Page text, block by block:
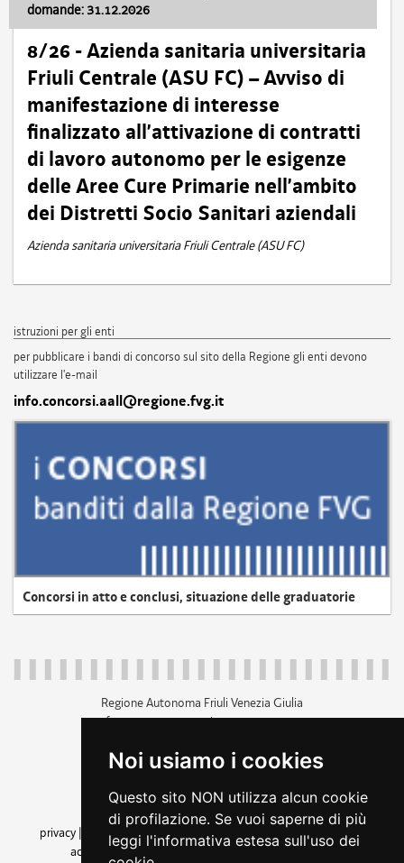
Noi usiamo i cookies
Questo sito NON utilizza alcun cookie
di profilazione. Se vuoi saperne di più
leggi l'informativa estesa sull'uso dei
domande: 31.12.2026
8/26 - Azienda sanitaria universitaria
Friuli Centrale (ASU FC) – Avviso di
manifestazione di interesse
finalizzato all’attivazione di contratti
di lavoro autonomo per le esigenze
delle Aree Cure Primarie nell’ambito
dei Distretti Socio Sanitari aziendali
Azienda sanitaria universitaria Friuli Centrale (ASU FC)
istruzioni per gli enti
per pubblicare i bandi di concorso sul sito della Regione gli enti devono
utilizzare l'e-mail
info.concorsi.aall@regione.fvg.it
Concorsi in atto e conclusi, situazione delle graduatorie
Regione Autonoma Friuli Venezia Giulia
c.f. 80014930327; p.iva 00526040324
+39 040 3771111
amministrazione trasparente
privacy
cookie |note legali accessibilità
dichiarazione di
accessibilità| feedback cambio preferenze cookie